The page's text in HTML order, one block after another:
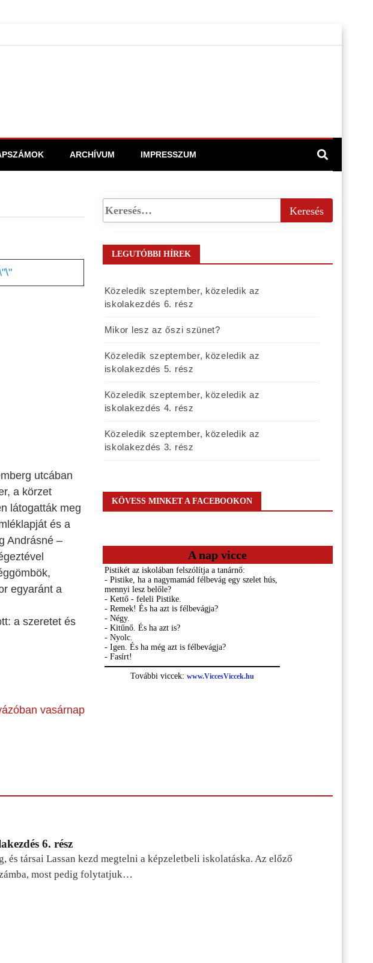
ARCHÍVUM IMPRESSZUM
utcában
a körzet
látogatták meg
és a
Andrásné –
egyaránt a
a szeretet és
vasárnap
LEGUTÓBBI HÍREK
Közeledik szeptember, közeledik az
iskolakezdés 6. rész
Mikor lesz az őszi szünet?
Közeledik szeptember, közeledik az
iskolakezdés 5. rész
Közeledik szeptember, közeledik az
iskolakezdés 4. rész
Közeledik szeptember, közeledik az
iskolakezdés 3. rész
KÖVESS MINKET A FACEBOOKON
A nap vicce
6. rész
és társai Lassan kezd megtelni a képzeletbeli iskolatáska. Az előző
most pedig folytatjuk…